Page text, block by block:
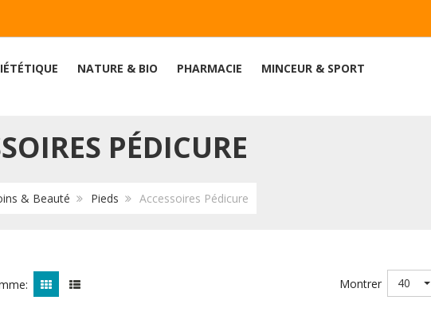
NATURE & BIO PHARMACIE
MINCEUR & SPORT
PÉDICURE
& Beauté Pieds Accessoires Pédicure
Montrer 40